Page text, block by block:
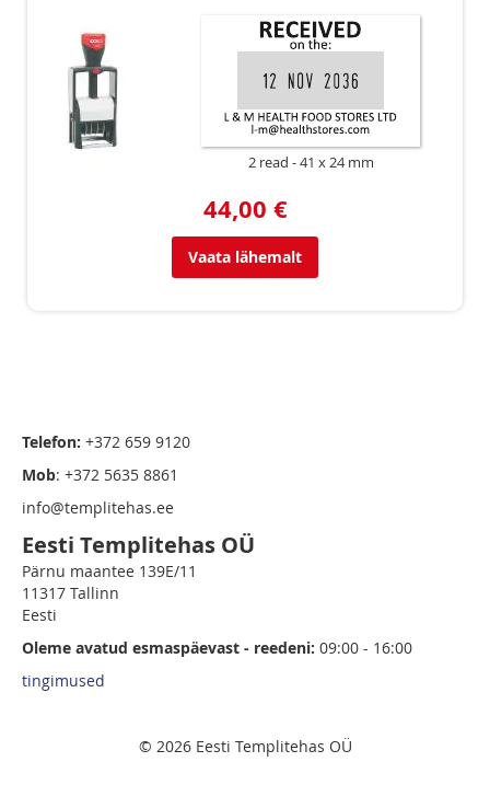
2 read 41 x 24 mm
44,00 €
Vaata lähemalt
Telefon: +372 659 9120
Mob: +372 5635 8861
info@templitehas.ee
Eesti Templitehas OÜ
Pärnu maantee 139E/11
11317 Tallinn
Eesti
Oleme avatud esmaspäevast - reedeni: 09:00 - 16:00
tingimused
© 2026 Eesti Templitehas OÜ